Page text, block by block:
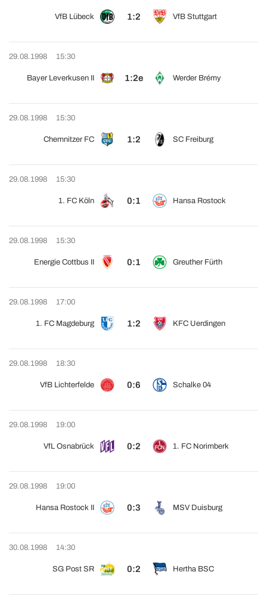
VfB Lübeck 1:2 VfB Stuttgart
29.08.1998 15:30
Bayer Leverkusen II 1:2e Werder Brémy
29.08.1998 15:30
Chemnitzer FC 1:2 SC Freiburg
29.08.1998 15:30
1. FC Köln 0:1 Hansa Rostock
29.08.1998 15:30
Energie Cottbus II 0:1 Greuther Fürth
29.08.1998 17:00
1. FC Magdeburg 1:2 KFC Uerdingen
29.08.1998 18:30
VfB Lichterfelde 0:6 Schalke 04
29.08.1998 19:00
VfL Osnabrück 0:2 1. FC Norimberk
29.08.1998 19:00
Hansa Rostock II 0:3 MSV Duisburg
30.08.1998 14:30
SG Post SR 0:2 Hertha BSC